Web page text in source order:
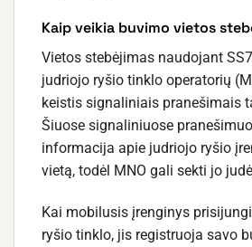
Kaip veikia buvimo vietos
Vietos stebėjimas naudojant
judriojo ryšio tinklo operatorių
keistis signaliniais pranešimais
Šiuose signaliniuose
informacija apie judriojo ryšio
vietą, todėl MNO gali sekti jo
Kai mobilusis įrenginys
ryšio tinklo, jis registruoja savo